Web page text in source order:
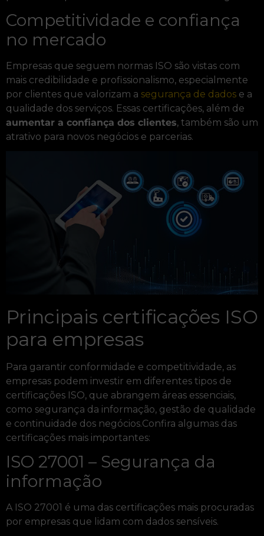
Competitividade e confiança
no mercado
Empresas que seguem normas ISO são vistas com
mais credibilidade e profissionalismo, especialmente
por clientes que valorizam a segurança de dados e a
qualidade dos serviços. Essas certificações, além de
aumentar a confiança dos clientes, também são um
atrativo para novos negócios e parcerias.
Principais certificações ISO
para empresas
Para garantir conformidade e competitividade, as
empresas podem investir em diferentes tipos de
certificações ISO, que abrangem áreas essenciais,
como segurança da informação, gestão de qualidade
e continuidade dos negócios.Confira algumas das
certificações mais importantes:
ISO 27001 – Segurança da
informação
A ISO 27001 é uma das certificações mais procuradas
por empresas que lidam com dados sensíveis.